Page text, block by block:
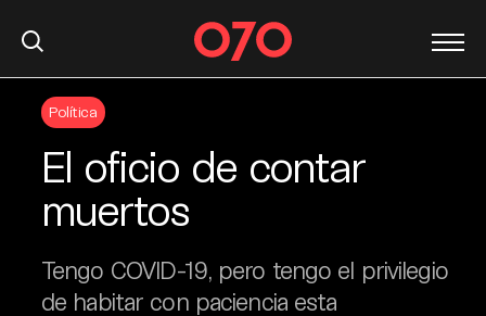
Política
El oficio de contar
muertos
Tengo COVID-19, pero tengo el privilegio
de habitar con paciencia esta